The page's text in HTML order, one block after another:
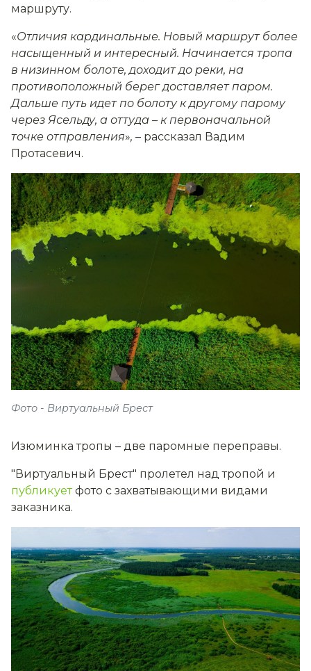
маршруту.
«Отличия кардинальные. Новый маршрут более
насыщенный и интересный. Начинается тропа
в низинном болоте, доходит до реки, на
противоположный берег доставляет паром.
Дальше путь идет по болоту к другому парому
через Ясельду, а оттуда – к первоначальной
точке отправления», – рассказал Вадим
Протасевич.
Фото - Виртуальный Брест
Изюминка тропы – две паромные переправы.
"Виртуальный Брест" пролетел над тропой и
публикуетфото с захватывающими видами
заказника.